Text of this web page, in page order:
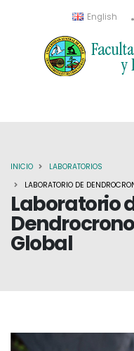
English
Laboratorio
Global
INICIO
LABORATORIOS
LABORATORIO DE